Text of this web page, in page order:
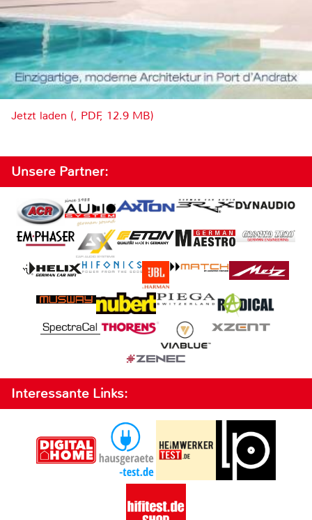
Jetzt laden (, PDF, 12.9 MB)
Unsere Partner:
Interessante Links: